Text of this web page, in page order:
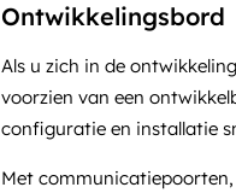
Ontwikkelingsbord
Als u zich in de
voorzien van een
configuratie en installatie
Met communicatiepoorten,